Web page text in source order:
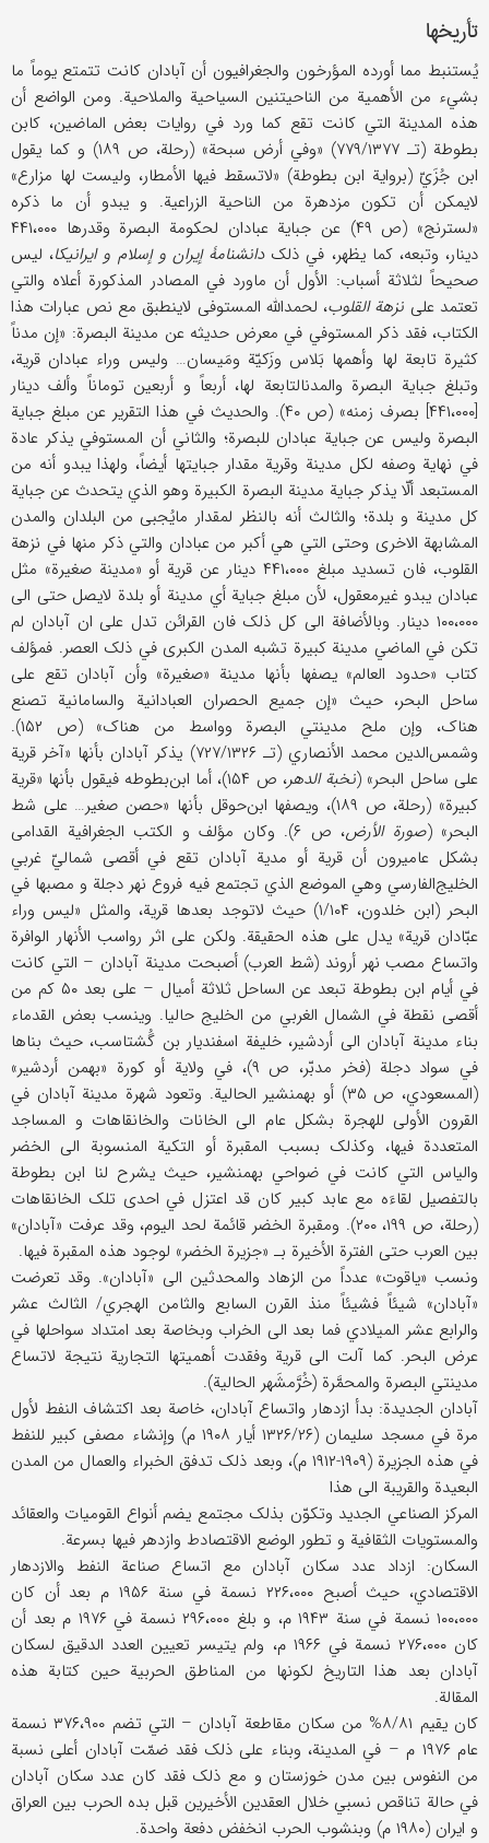
تأریخها
یُستنبط مما أورده المؤرخون والجغرافیون أن آبادان کانت تتمتع یوماً ما
بشيء من الأهمیة من الناحیتنین السیاحیة والملاحیة. ومن الواضع أن
هذه المدینة التي کانت تقع کما ورد في روایات بعض الماضین، کابن
بطوطة (تـ ۷۷۹/۱۳۷۷) «وفي أرض سبحة» (رحلة، ص ۱۸۹) و کما یقول
ابن جُزَيّ (بروایة ابن بطوطة) «لاتسقط فیها الأمطار، ولیست لها مزارع»
لایمکن أن تکون مزدهرة من الناحیة الزراعیة. و یبدو أن ما ذکره
«لسترنج» (ص ۴۹) عن جبایة عبادان لحکومة البصرة وقدرها ۴۴۱،۰۰۰
دینار، وتبعه، کما یظهر، في ذلکدانشنامۀ إیران و إسلام و ایرانیکا، لیس
صحیحاً لثلاثة أسباب: الأول أن ماورد في المصادر المذکورة أعلاه والتي
تعتمد علی نزهة القلوب، لحمدالله المستوفی لاینطبق مع نص عبارات هذا
الکتاب، فقد ذکر المستوفي في معرض حدیثه عن مدینة البصرة: «إن مدناً
کثیرة تابعة لها وأهمها بَلاس وزَکیّة ومَیسان… ولیس وراء عبادان قریة،
وتبلغ جبایة البصرة والمدنالتابعة لها، أربعاً و أربعین توماناً وألف دینار
[۴۴۱،۰۰۰] بصرف زمنه» (ص ۴۰). والحدیث في هذا التقریر عن مبلغ جبایة
البصرة ولیس عن جبایة عبادان للبصرة؛ والثاني أن المستوفي یذکر عادة
في نهایة وصفه لکل مدینة وقریة مقدار جبایتها أیضاً، ولهذا یبدو أنه من
المستبعد ألّا یذکر جبایة مدینة البصرة الکبیرة وهو الذي یتحدث عن جبایة
کل مدینة و بلدة؛ والثالث أنه بالنظر لمقدار مایُجبی من البلدان والمدن
المشابهة الاخری وحتی التي هي أکبر من عبادان والتي ذکر منها في نزهة
القلوب، فان تسدید مبلغ ۴۴۱،۰۰۰ دینار عن قریة أو «مدینة صغیرة» مثل
عبادان یبدو غیرمعقول، لأن مبلغ جبایة أي مدینة أو بلدة لایصل حتی الی
۱۰۰،۰۰۰ دینار. وبالأضافة الی کل ذلک فان القرائن تدل علی ان آبادان لم
تکن في الماضي مدینة کبیرة تشبه المدن الکبری في ذلک العصر. فمؤلف
کتاب «حدود العالم» یصفها بأنها مدینة «صغیرة» وأن آبادان تقع علی
ساحل البحر، حیث «إن جمیع الحصران العبادانیة والسامانیة تصنع
هناک، وإن ملح مدینتي البصرة وواسط من هناک» (ص ۱۵۲).
وشمس‌الدین محمد الأنصاري (تـ ۷۲۷/۱۳۲۶) یذکر آبادان بأنها «آخر قریة
علی ساحل البحر» (نخبة الدهر
، ص ۱۵۴)، أما ابن‌بطوطه فیقول بأنها «قریة
کبیرة» (رحلة، ص ۱۸۹)، ویصفها ابن‌حوقل بأنها «حصن صغیر… علی شط
البحر» (صورة الأرض
، ص ۶). وکان مؤلف و الکتب الجغرافیة القدامی
بشکل عامیرون أن قریة أو مدیة آبادان تقع في أقصی شماليّ غربي
الخلیج‌الفارسي وهي الموضع الذي تجتمع فیه فروع نهر دجلة و مصبها في
البحر (ابن خلدون، ۱/۱۰۴) حیث لاتوجد بعدها قریة، والمثل «لیس وراء
عبّادان قریة» یدل علی هذه الحقیقة. ولکن علی اثر رواسب الأنهار الوافرة
واتساع مصب نهر أروند (شط العرب) أصبحت مدینة آبادان – التي کانت
في أیام ابن بطوطة تبعد عن الساحل ثلاثة أمیال – علی بعد ۵۰ کم من
أقصی نقطة في الشمال الغربي من الخلیج حالیا. وینسب بعض القدماء
بناء مدینة آبادان الی أردشیر، خلیفة اسفندیار بن گُشتاسب، حیث بناها
في سواد دجلة (فخر مدبّر، ص ۹)، في ولایة أو کورة «بهمن أردشیر»
(المسعودي، ص ۳۵) أو بهمنشیر الحالیة. وتعود شهرة مدینة آبادان في
القرون الأولی للهجرة بشکل عام الی الخانات والخانقاهات و المساجد
المتعددة فیها، وکذلک بسبب المقبرة أو التکیة المنسوبة الی الخضر
والیاس التي کانت في ضواحي بهمنشیر، حیث یشرح لنا ابن بطوطة
بالتفصیل لقاءَه مع عابد کبیر کان قد اعتزل في احدی تلک الخانقاهات
(رحلة، ص ۱۹۹، ۲۰۰). ومقبرة الخضر قائمة لحد الیوم، وقد عرفت «آبادان»
بین العرب حتی الفترة الأخیرة بـ «جزیرة الخضر» لوجود هذه المقبرة فیها.
ونسب «یاقوت» عدداً من الزهاد والمحدثین الی «آبادان». وقد تعرضت
«آبادان» شیئاً فشیئاً منذ القرن السابع والثامن الهجري/ الثالث عشر
والرابع عشر المیلادي فما بعد الی الخراب وبخاصة بعد امتداد سواحلها في
عرض البحر. کما آلت الی قریة وفقدت أهمیتها التجاریة نتیجة لاتساع
مدینتي البصرة والمحمَّرة (خُرَّمشَهر الحالیة).
آبادان الجدیدة: بدأ ازدهار واتساع آبادان، خاصة بعد اکتشاف النفط لأول
مرة في مسجد سلیمان (۱۳۲۶/۲۶ أیار ۱۹۰۸ م) وإنشاء مصفی کبیر للنفط
في هذه الجزیرة (۱۹۰۹-۱۹۱۲ م)، وبعد ذلک تدفق الخبراء والعمال من المدن
البعیدة والقریبة الی هذا
المرکز الصناعي الجدید وتکوّن بذلک مجتمع یضم أنواع القومیات والعقائد
والمستویات الثقافیة و تطور الوضع الاقتصادط وازدهر فیها بسرعة.
السکان: ازداد عدد سکان آبادان مع اتساع صناعة النفط والازدهار
الاقتصادي، حیث أصبح ۲۲۶،۰۰۰ نسمة في سنة ۱۹۵۶ م بعد أن کان
۱۰۰،۰۰۰ نسمة في سنة ۱۹۴۳ م، و بلغ ۲۹۶،۰۰۰ نسمة في ۱۹۷۶ م بعد أن
کان ۲۷۶،۰۰۰ نسمة في ۱۹۶۶ م، ولم یتیسر تعیین العدد الدقیق لسکان
آبادان بعد هذا التاریخ لکونها من المناطق الحربیة حین کتابة هذه
المقالة.
کان یقیم ۸/۸۱% من سکان مقاطعة آبادان – التي تضم ۳۷۶،۹۰۰ نسمة
عام ۱۹۷۶ م – في المدینة، وبناء علی ذلک فقد ضمّت آبادان أعلی نسبة
من النفوس بین مدن خوزستان و مع ذلک فقد کان عدد سکان آبادان
في حالة تناقص نسبي خلال العقدین الأخیرین قبل بده الحرب بین العراق
و ایران (۱۹۸۰ م) وبنشوب الحرب انخفض دفعة واحدة.